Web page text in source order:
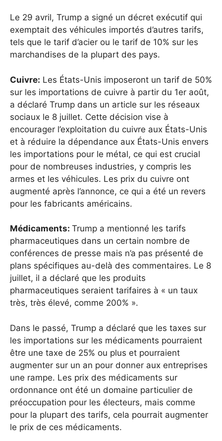
Le 29 avril, Trump a signé un décret exécutif qui
exemptait des véhicules importés d’autres tarifs,
tels que le tarif d’acier ou le tarif de 10% sur les
marchandises de la plupart des pays.
Cuivre: Les États-Unis imposeront un tarif de 50%
sur les importations de cuivre à partir du 1er août,
a déclaré Trump dans un article sur les réseaux
sociaux le 8 juillet. Cette décision vise à
encourager l’exploitation du cuivre aux États-Unis
et à réduire la dépendance aux États-Unis envers
les importations pour le métal, ce qui est crucial
pour de nombreuses industries, y compris les
armes et les véhicules. Les prix du cuivre ont
augmenté après l’annonce, ce qui a été un revers
pour les fabricants américains.
Médicaments: Trump a mentionné les tarifs
pharmaceutiques dans un certain nombre de
conférences de presse mais n’a pas présenté de
plans spécifiques au-delà des commentaires. Le 8
juillet, il a déclaré que les produits
pharmaceutiques seraient tarifaires à « un taux
très, très élevé, comme 200% ».
Dans le passé, Trump a déclaré que les taxes sur
les importations sur les médicaments pourraient
être une taxe de 25% ou plus et pourraient
augmenter sur un an pour donner aux entreprises
une rampe. Les prix des médicaments sur
ordonnance ont été un domaine particulier de
préoccupation pour les électeurs, mais comme
pour la plupart des tarifs, cela pourrait augmenter
le prix de ces médicaments.